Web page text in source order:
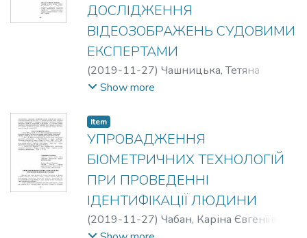
ДОСЛІДЖЕННЯ
ВІДЕОЗОБРАЖЕНЬ СУДОВИМИ
ЕКСПЕРТАМИ
(2019-11-27) Чашницька, Тетяна
Григорівна
Show more
Item
УПРОВАДЖЕННЯ
БІОМЕТРИЧНИХ ТЕХНОЛОГІЙ
ПРИ ПРОВЕДЕННІ
ІДЕНТИФІКАЦІЇ ЛЮДИНИ
(2019-11-27) Чабан, Каріна Євгеніївна